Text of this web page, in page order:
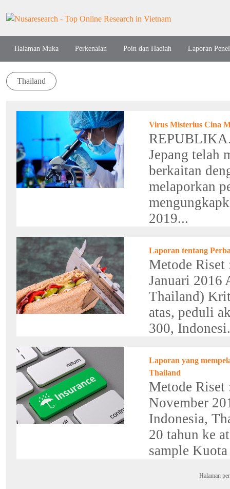
Halaman Muka Perkenalan Poin dan Hadiah Laporan
Thailand
Virus Misterius Cina
Jepang telah
berkaitan
melaporkan
2019...
Laporan tentang
Metode Riset
Januari 2016
Thailand)
atas, peduli
300,
Laporan yang
Thailand
Metode Riset
November
Indonesia,
20 tahun ke
sample
Halaman